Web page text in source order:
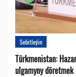
Sebitleýin
Türkmenistan:
ulgamyny döretmek